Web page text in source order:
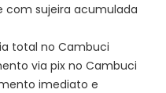
sujeira acumulada
total no Cambuci
via pix no Cambuci
imediato e